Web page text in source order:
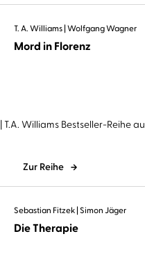
T. A. Williams Wolfgang Wagner
Mord in Florenz
T.A. Williams Bestseller-Reihe
Zur Reihe
Sebastian Fitzek Simon Jäger
Die Therapie